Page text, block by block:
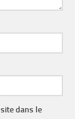
dans le